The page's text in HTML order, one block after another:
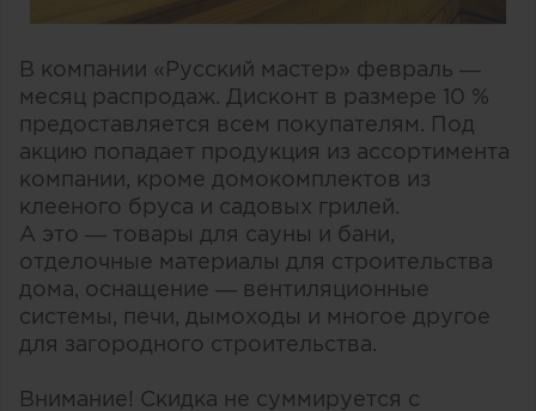
В компании «Русский мастер» февраль —
месяц распродаж. Дисконт в размере 10 %
предоставляется всем покупателям. Под
акцию попадает продукция из ассортимента
компании, кроме домокомплектов из
клееного бруса и садовых грилей.
А это — товары для сауны и бани,
отделочные материалы для строительства
дома, оснащение — вентиляционные
системы, печи, дымоходы и многое другое
для загородного строительства.
Внимание! Cкидка не суммируется с